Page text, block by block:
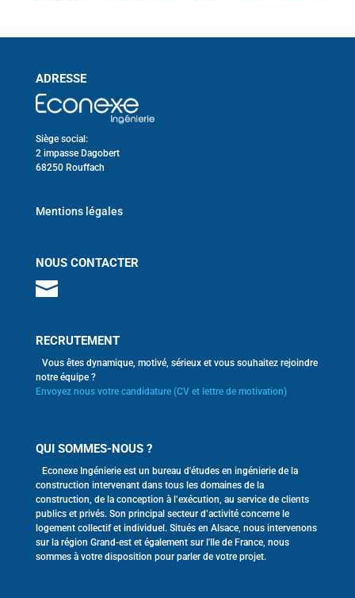
ADRESSE
Siège social:
2 impasse Dagobert
68250 Rouffach
Mentions légales
NOUS CONTACTER
RECRUTEMENT
Vous êtes dynamique, motivé, sérieux et vous souhaitez rejoindre
notre équipe ?
Envoyez nous votre candidature (CV et lettre de motivation)
QUI SOMMES-NOUS ?
Econexe Ingénierie est un bureau d'études en ingénierie de la
construction intervenant dans tous les domaines de la
construction, de la conception à l’exécution, au service de clients
publics et privés. Son principal secteur d’activité concerne le
logement collectif et individuel. Situés en Alsace, nous intervenons
sur la région Grand-est et également sur l'Ile de France, nous
sommes à votre disposition pour parler de votre projet.